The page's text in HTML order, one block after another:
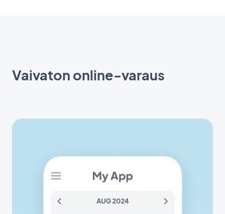
Vaivaton online-varaus